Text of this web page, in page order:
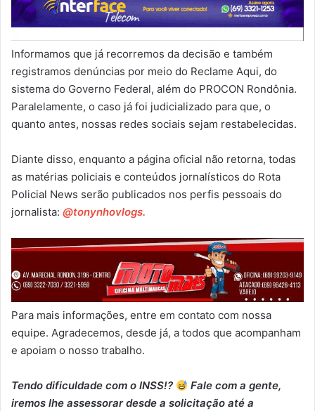
Informamos que já recorremos da decisão e também
registramos denúncias por meio do Reclame Aqui, do
sistema do Governo Federal, além do PROCON Rondônia.
Paralelamente, o caso já foi judicializado para que, o
quanto antes, nossas redes sociais sejam restabelecidas.
Diante disso, enquanto a página oficial não retorna, todas
as matérias policiais e conteúdos jornalísticos do Rota
Policial News serão publicados nos perfis pessoais do
jornalista: @tonynhovlogs.
Para mais informações, entre em contato com nossa
equipe. Agradecemos, desde já, a todos que acompanham
e apoiam o nosso trabalho.
Tendo dificuldade com o INSS!?
Fale com a gente,
iremos lhe assessorar desde a solicitação até a